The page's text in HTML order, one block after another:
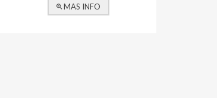
MAS INFO